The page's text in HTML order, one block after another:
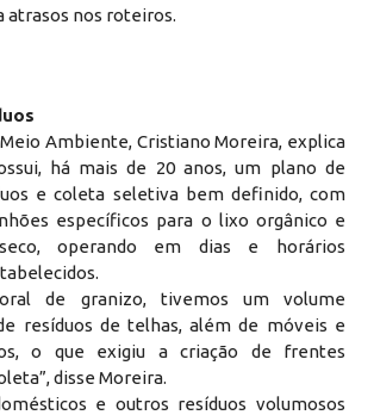
atrasos nos roteiros.
Ambiente, Cristiano Moreira, explica
há mais de 20 anos, um plano de
e coleta seletiva bem definido, com
específicos para o lixo orgânico e
operando em dias e horários
de granizo, tivemos um volume
resíduos de telhas, além de móveis e
o que exigiu a criação de frentes
disse Moreira.
e outros resíduos volumosos